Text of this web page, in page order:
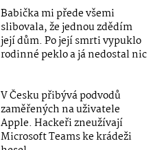
Babička mi přede všemi
slibovala, že jednou zdědím
její dům. Po její smrti vypuklo
rodinné peklo a já nedostal nic
V Česku přibývá podvodů
zaměřených na uživatele
Apple. Hackeři zneužívají
Microsoft Teams ke krádeži